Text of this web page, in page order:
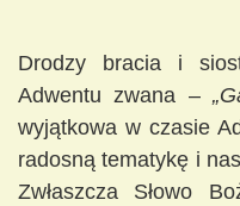
Drodzy bracia i
Adwentu zwana –
wyjątkowa w czasie
radosną tematykę i
Zwłaszcza Słowo